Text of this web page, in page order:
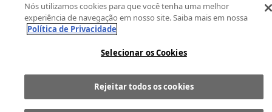
Paulo/SP, CEP 02029-001, Telefone: 11 3003-3728 ©
2013 Fast Shop - Todos os direitos reservadosRF
Nós utilizamos cookies para que você tenha uma melhor
experiência de navegação em nosso site. Saiba mais em nossa
Política de Privacidade
Selecionar os Cookies
Rejeitar todos os cookies